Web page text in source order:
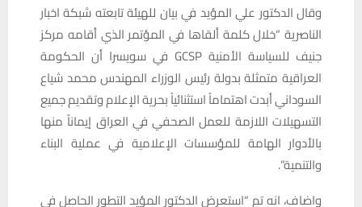
وقال الدكتور علي المؤيد في بيان للهيئة تابعته شبكة اخبار
الناصرية “خلال كلمة ألقاها في المؤتمر الذي أقامه مركز
جنيف للسياسة الأمنية GCSP في سويسرا أن الحكومة
العراقية متمثلة بدولة رئيس الوزراء المهندس محمد شياع
السوداني أبدت اهتماماً استثنائياً بحرية الإعلام وتقديم جميع
التسهيلات اللازمة للعمل الصحفي في العراق إيماناً منها
بالأدوار الهامة للمؤسسات الإعلامية في عملية البناء
والتنمية”.
واضاف، انه تم “استعرض الدكتور المؤيد التطور الحاصل في